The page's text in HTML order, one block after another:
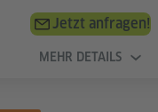
Jetzt anfragen!
MEHR DETAILS